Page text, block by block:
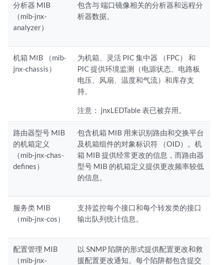
分析器 MIB
（mib-jnx-
analyzer）
包含与端口镜像相关的分析器和远程分
析器数据。
机箱 MIB （mib-
jnx-chassis）
为机箱、灵活 PIC 集中器 （FPC） 和
PIC 提供环境监测（电源状态、电路板
电压、风扇、温度和气流）和库存支
持。
注意： jnxLEDTable 表已被弃用。
路由器型号 MIB
的机箱定义
（mib-jnx-chas-
defines）
包含机箱 MIB 用来识别路由和交换平台
及机箱组件的对象标识符 （OID）。机
箱 MIB 提供经常更改的信息，而路由器
型号 MIB 的机箱定义提供更改频率较低
的信息。
服务类 MIB
（mib-jnx-cos）
支持监控每个接口和每个转发类的接口
输出队列统计信息。
配置管理 MIB
（mib-jnx-
以 SNMP 陷阱的形式提供配置更改和救
援配置更改通知。每个陷阱都包含提交